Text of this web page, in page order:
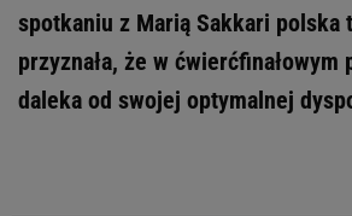
spotkaniu z Marią Sakkari polska
przyznała, że w ćwierćfinałowym
daleka od swojej optymalnej